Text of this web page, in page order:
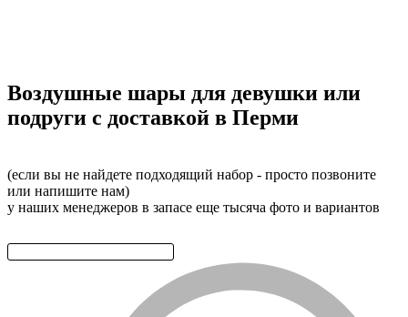
Воздушные шары для девушки или
подруги с доставкой в Перми
(если вы не найдете подходящий набор - просто позвоните
или напишите нам)
у наших менеджеров в запасе еще тысяча фото и вариантов